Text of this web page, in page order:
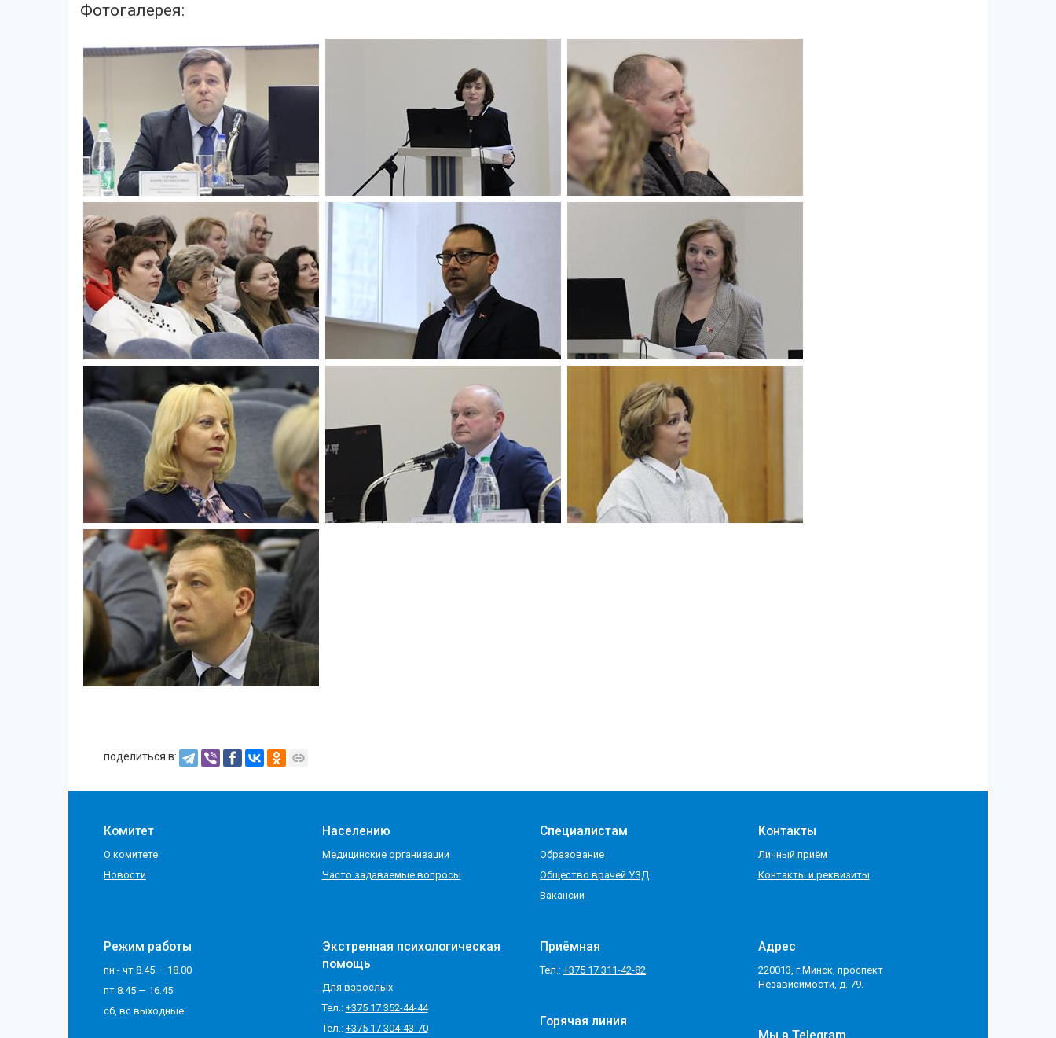
Фотогалерея:
поделиться в:
Комитет
О комитете
Новости
Населению
Медицинские организации
Часто задаваемые вопросы
Специалистам
Образование
Общество врачей УЗД
Вакансии
Контакты
Личный приём
Контакты и реквизиты
Режим работы
пн - чт 8.45 — 18.00
пт 8.45 — 16.45
сб, вс выходные
Экстренная психологическая
помощь
Для взрослых
Тел.: +375 17 352-44-44
Тел.: +375 17 304-43-70
Приёмная
Тел.: +375 17 311-42-82
Горячая линия
Адрес
220013, г.Минск, проспект
Независимости, д. 79.
Мы в Telegram